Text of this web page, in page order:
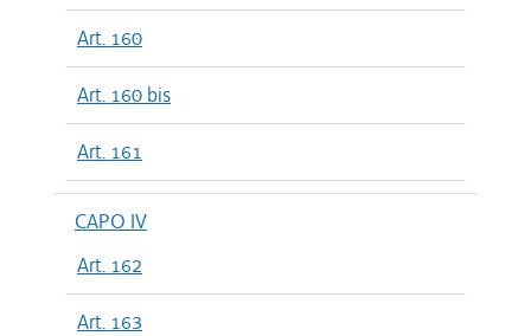
Art. 160
Art. 160 bis
Art. 161
CAPO IV
Art. 162
Art. 163